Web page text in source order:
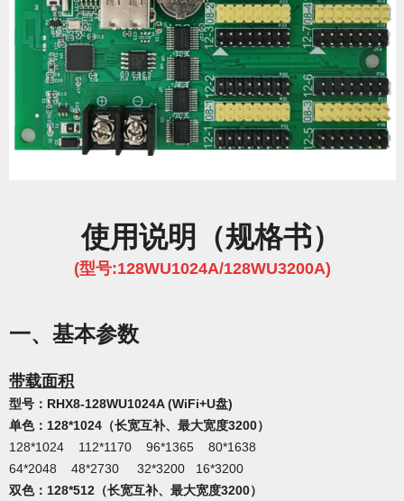
使用说明（规格书）
(型号:128WU1024A/128WU3200A)
一、 基本参数
带载面积
型号：RHX8-128WU1024A (WiFi+U盘)
单色：128*1024（长宽互补、最大宽度3200）
128*1024 112*1170 96*1365 80*1638
64*2048 48*2730 32*3200 16*3200
双色：128*512（长宽互补、最大宽度3200）